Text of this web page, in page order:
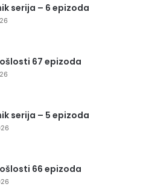
serija – 6 epizoda
67 epizoda
serija – 5 epizoda
66 epizoda